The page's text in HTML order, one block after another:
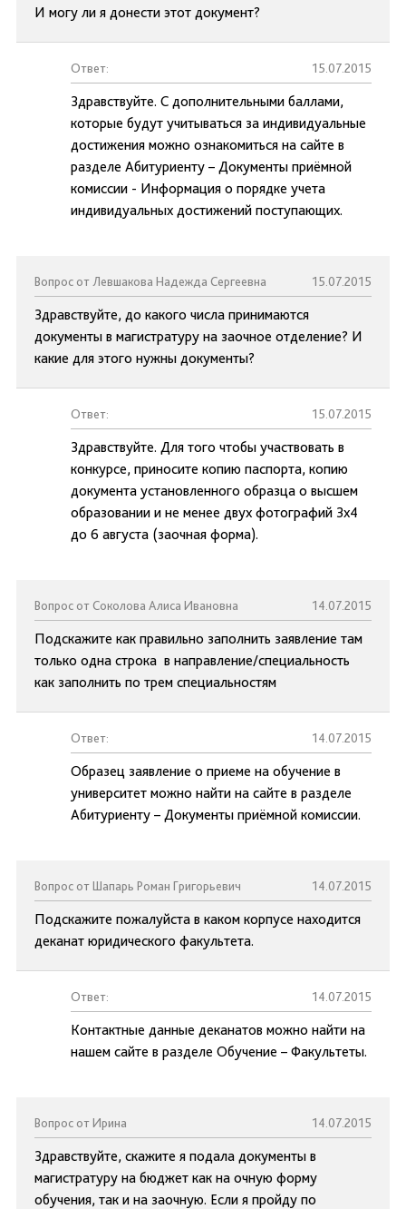
И могу ли я донести этот документ?
Ответ: 15.07.2015
Здравствуйте. С дополнительными баллами,
которые будут учитываться за индивидуальные
достижения можно ознакомиться на сайте в
разделе Абитуриенту – Документы приёмной
комиссии - Информация о порядке учета
индивидуальных достижений поступающих.
Вопрос от Левшакова Надежда Сергеевна 15.07.2015
Здравствуйте, до какого числа принимаются
документы в магистратуру на заочное отделение? И
какие для этого нужны документы?
Ответ: 15.07.2015
Здравствуйте. Для того чтобы участвовать в
конкурсе, приносите копию паспорта, копию
документа установленного образца о высшем
образовании и не менее двух фотографий 3х4
до 6 августа (заочная форма).
Вопрос от Соколова Алиса Ивановна 14.07.2015
Подскажите как правильно заполнить заявление там
только одна строка в направление/специальность
как заполнить по трем специальностям
Ответ: 14.07.2015
Образец заявление о приеме на обучение в
университет можно найти на сайте в разделе
Абитуриенту – Документы приёмной комиссии.
Вопрос от Шапарь Роман Григорьевич 14.07.2015
Подскажите пожалуйста в каком корпусе находится
деканат юридического факультета.
Ответ: 14.07.2015
Контактные данные деканатов можно найти на
нашем сайте в разделе Обучение – Факультеты.
Вопрос от Ирина 14.07.2015
Здравствуйте, скажите я подала документы в
магистратуру на бюджет как на очную форму
обучения, так и на заочную. Если я пройду по